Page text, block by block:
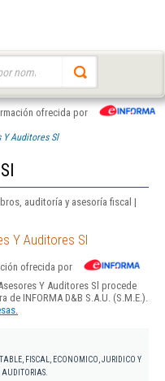
ofrecida por
Y Auditores Sl
auditoría y asesoría fiscal |
Y Auditores Sl
ofrecida por
Y Auditores Sl procede
INFORMA D&B S.A.U. (S.M.E.).
FISCAL, ECONOMICO, JURIDICO Y
AUDITORIAS.